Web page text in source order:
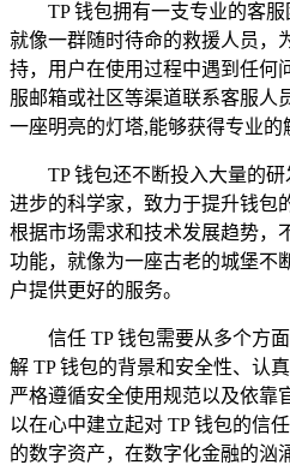
TP 钱包拥有一支专业的客
就像一群随时待命的救援人员，
持，用户在使用过程中遇到任何
服邮箱或社区等渠道联系客服人
一座明亮的灯塔,能够获得专业的
TP 钱包还不断投入大量的
进步的科学家，致力于提升钱包
根据市场需求和技术发展趋势，
功能，就像为一座古老的城堡不
户提供更好的服务。
信任 TP 钱包需要从多个方
解 TP 钱包的背景和安全性、认
严格遵循安全使用规范以及依靠
以在心中建立起对 TP 钱包的信
的数字资产，在数字化金融的汹